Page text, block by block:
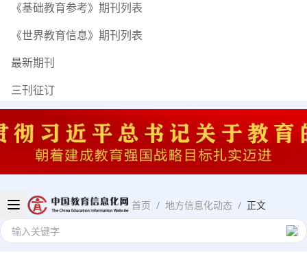
《基础教育参考》期刊列表
《世界教育信息》期刊列表
最新期刊
三刊征订
首页 / 地方信息化动态 / 正文